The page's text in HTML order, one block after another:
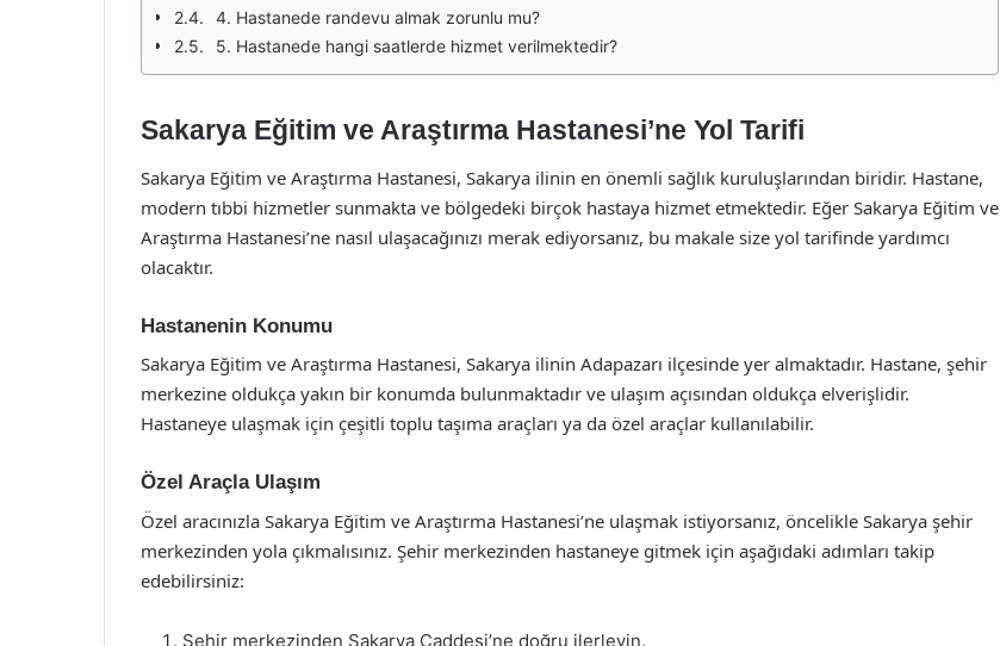
4. Hastanede randevu almak zorunlu mu?
5. Hastanede hangi saatlerde hizmet verilmektedir?
Sakarya Eğitim ve Araştırma Hastanesi’ne Yol Tarifi
Sakarya Eğitim ve Araştırma Hastanesi, Sakarya ilinin en önemli sağlık kuruluşlarından biridir. Hastane,
modern tıbbi hizmetler sunmakta ve bölgedeki birçok hastaya hizmet etmektedir. Eğer Sakarya Eğitim ve
Araştırma Hastanesi’ne nasıl ulaşacağınızı merak ediyorsanız, bu makale size yol tarifinde yardımcı
olacaktır.
Hastanenin Konumu
Sakarya Eğitim ve Araştırma Hastanesi, Sakarya ilinin Adapazarı ilçesinde yer almaktadır. Hastane, şehir
merkezine oldukça yakın bir konumda bulunmaktadır ve ulaşım açısından oldukça elverişlidir.
Hastaneye ulaşmak için çeşitli toplu taşıma araçları ya da özel araçlar kullanılabilir.
Özel Araçla Ulaşım
Özel aracınızla Sakarya Eğitim ve Araştırma Hastanesi’ne ulaşmak istiyorsanız, öncelikle Sakarya şehir
merkezinden yola çıkmalısınız. Şehir merkezinden hastaneye gitmek için aşağıdaki adımları takip
edebilirsiniz:
Şehir merkezinden Sakarya Caddesi’ne doğru ilerleyin.